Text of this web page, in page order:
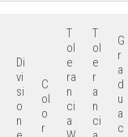
Di
vi
si
o
n
C
ol
o
r
T
ol
e
ra
n
ci
a
T
ol
e
r
a
n
ci
G
r
a
d
u
a
c